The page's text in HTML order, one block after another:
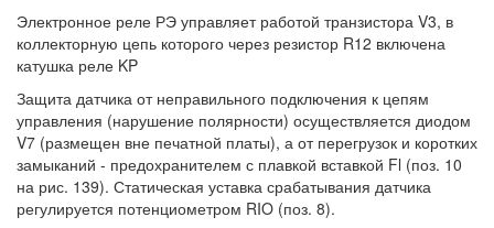
Электронное реле РЭ управляет работой транзистора V3, в
коллекторную цепь которого через резистор R12 включена
катушка реле KP
Защита датчика от неправильного подключения к цепям
управления (нарушение полярности) осуществляется диодом
V7 (размещен вне печатной платы), а от перегрузок и коротких
замыканий - предохранителем с плавкой вставкой Fl (поз. 10
на рис. 139). Статическая уставка срабатывания датчика
регулируется потенциометром RIO (поз. 8).